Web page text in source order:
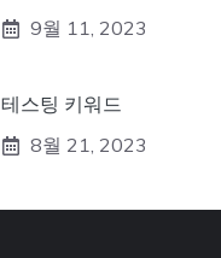
9월 11, 2023
테스팅 키워드
8월 21, 2023